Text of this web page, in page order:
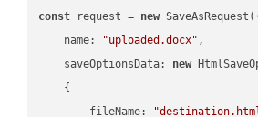
const request = new
name: "uploaded.docx" ,
saveOptionsData: new
    {
fileName: